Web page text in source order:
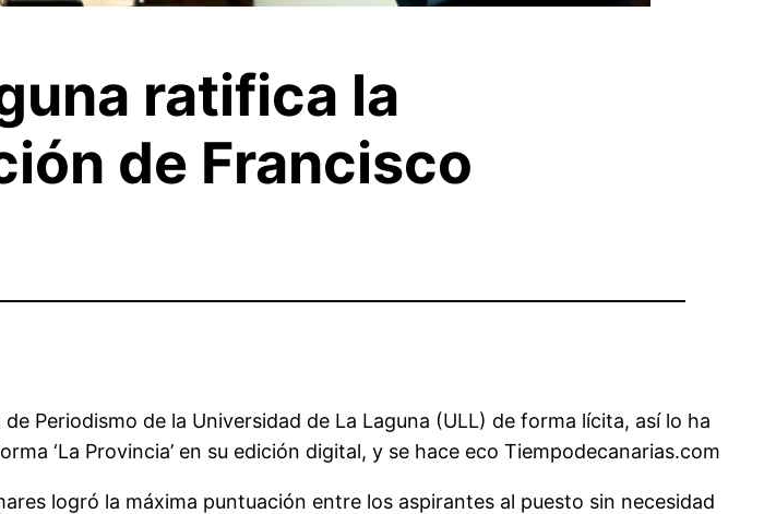
ratifica la
de Francisco
Periodismo de la Universidad de La Laguna (ULL) de forma lícita, así lo ha
‘La Provincia’ en su edición digital, y se hace eco Tiempodecanarias.com
logró la máxima puntuación entre los aspirantes al puesto sin necesidad